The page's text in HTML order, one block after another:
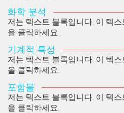
화학 분석
저는 텍스트 블록입니다. 이 텍
을 클릭하세요.
기계적 특성
저는 텍스트 블록입니다. 이 텍
을 클릭하세요.
포함물
저는 텍스트 블록입니다. 이 텍
을 클릭하세요.